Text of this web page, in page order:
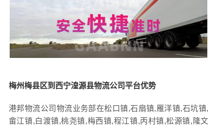
梅州梅县区到西宁湟源县物流公司平台优势
港邦物流公司物流业务部在松口镇,石扇镇,雁洋镇,石坑镇,
畲江镇,白渡镇,桃尧镇,梅西镇,程江镇,丙村镇,松源镇,隆文